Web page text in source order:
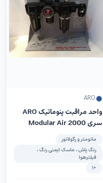
ARO
واحد مراقبت پنوماتیک ARO
سری Modular Air 2000
مانومتر و رگولاتور
رنگ پاش ، ماسک ایمنی رنگ ،
فیلترهوا
+1